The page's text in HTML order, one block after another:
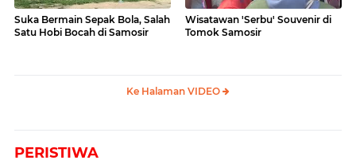
Suka Bermain Sepak Bola, Salah
Satu Hobi Bocah di Samosir
Wisatawan 'Serbu' Souvenir di
Tomok Samosir
Ke Halaman VIDEO
PERISTIWA